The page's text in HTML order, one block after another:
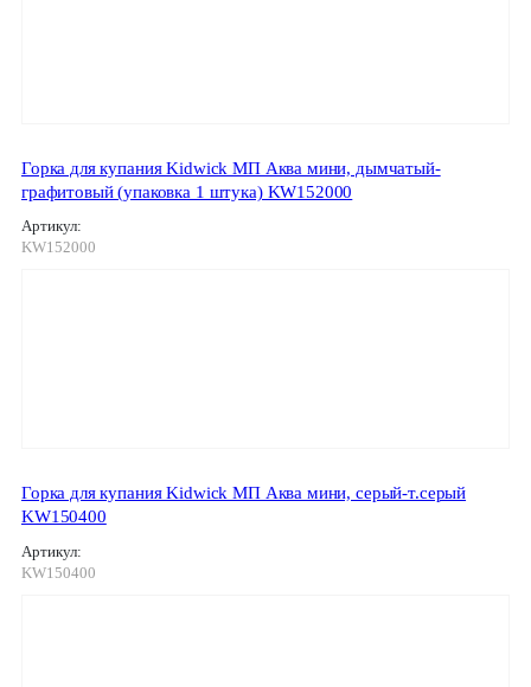
Горка для купания Kidwick МП Аква мини, дымчатый-
графитовый (упаковка 1 штука) KW152000
Артикул:
KW152000
Горка для купания Kidwick МП Аква мини, серый-т.серый
KW150400
Артикул:
KW150400